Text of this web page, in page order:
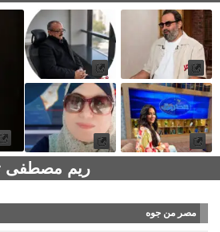
ريم مصطفى
مصر من جوه